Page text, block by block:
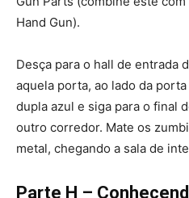
Hand Gun).
Desça para o hall de entrada
aquela porta, ao lado da
dupla azul e siga para o final
outro corredor. Mate os
metal, chegando a sala de
Parte H –